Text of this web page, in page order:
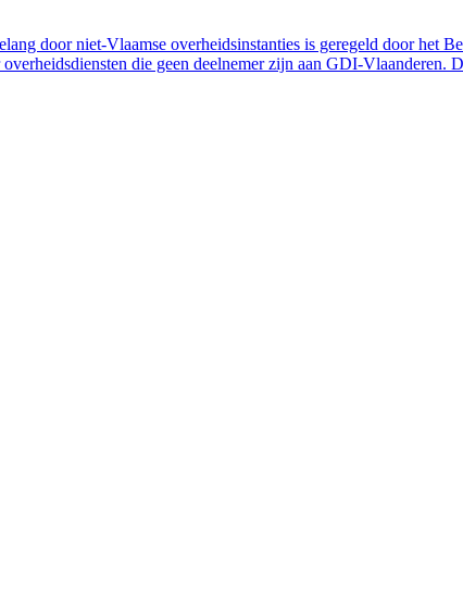
door niet-Vlaamse overheidsinstanties is geregeld door het
die geen deelnemer zijn aan GDI-Vlaanderen.